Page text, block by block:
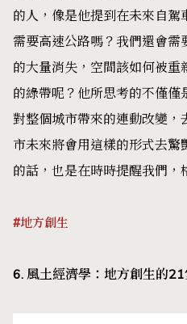
的人，像是他提到在未來自
需要高速公路嗎？我們還會
的大量消失，空間該如何被
的綠帶呢？他所思考的不僅
對整個城市帶來的連動改變
市未來將會用這樣的形式去
的話，也是在時時提醒我們，
#地方創生
6. 風土經濟學：地方創生的